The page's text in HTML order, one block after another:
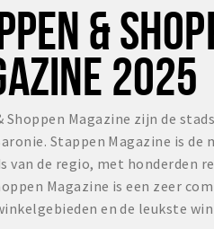
&
2025
Shoppen Magazine zijn de
Stappen Magazine is de
van de regio, met honderden
Magazine is een zeer
en de leukste